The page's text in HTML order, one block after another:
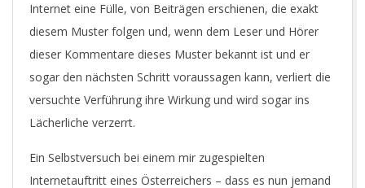
Internet eine Fülle, von Beiträgen erschienen, die exakt
diesem Muster folgen und, wenn dem Leser und Hörer
dieser Kommentare dieses Muster bekannt ist und er
sogar den nächsten Schritt voraussagen kann, verliert die
versuchte Verführung ihre Wirkung und wird sogar ins
Lächerliche verzerrt.
Ein Selbstversuch bei einem mir zugespielten
Internetauftritt eines Österreichers – dass es nun jemand